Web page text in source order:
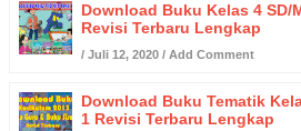
Download Buku Kelas 4 SD/
Revisi Terbaru Lengkap
/ Juli 12, 2020 / Add Comment
Download Buku Tematik
1 Revisi Terbaru Lengkap